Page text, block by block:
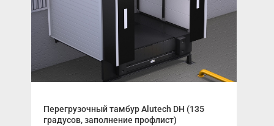
Перегрузочный тамбур Alutech DH (135
градусов, заполнение профлист)